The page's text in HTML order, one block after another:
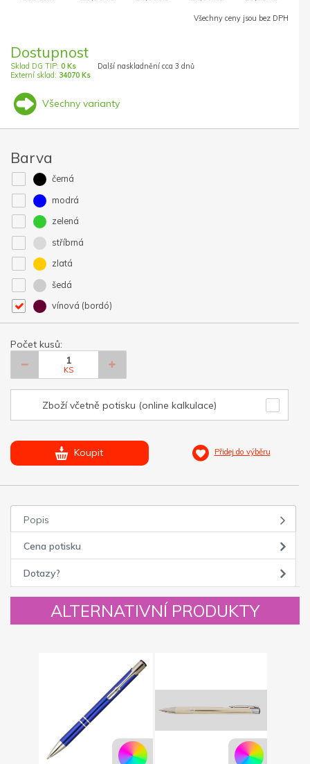
Všechny ceny jsou bez DPH
Dostupnost
Sklad DG TIP: 0 Ks
Externí sklad: 34070 Ks
Další naskladnění cca 3 dnů
Všechny varianty
Barva
černá
modrá
zelená
stříbrná
zlatá
šedá
vínová (bordó)
Počet kusů:
KS
Zboží včetně potisku (online kalkulace)
Koupit Přidej do výběru
Popis
Cena potisku
Dotazy?
ALTERNATIVNÍ PRODUKTY